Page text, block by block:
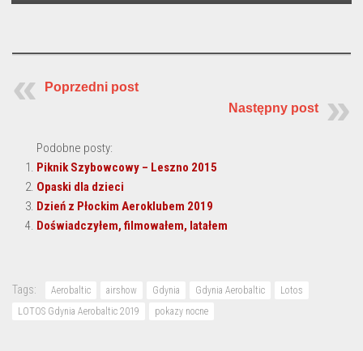
Poprzedni post
Następny post
Podobne posty:
Piknik Szybowcowy – Leszno 2015
Opaski dla dzieci
Dzień z Płockim Aeroklubem 2019
Doświadczyłem, filmowałem, latałem
Tags: Aerobaltic airshow Gdynia Gdynia Aerobaltic
Lotos
LOTOS Gdynia Aerobaltic 2019
pokazy nocne